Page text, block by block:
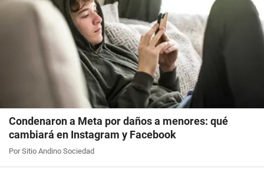
Condenaron a Meta por daños a menores: qué
cambiará en Instagram y Facebook
Por Sitio Andino Sociedad